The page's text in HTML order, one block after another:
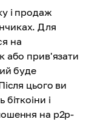
і продаж
Для
на
або прив'язати
буде
цього ви
і
на p2p-